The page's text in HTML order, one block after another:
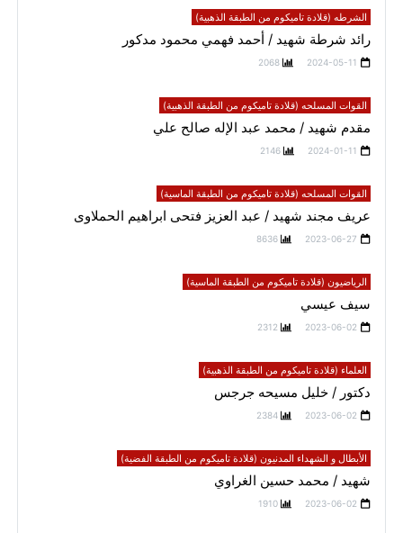
الشرطه (قلادة تاميكوم من الطبقة الذهبية)
رائد شرطة شهيد / أحمد فهمي محمود مدكور
2024-05-11
2068
القوات المسلحه (قلادة تاميكوم من الطبقة الذهبية)
مقدم شهيد / محمد عبد الإله صالح علي
2024-01-11
2146
القوات المسلحه (قلادة تاميكوم من الطبقة الماسية)
عريف مجند شهيد / عبد العزيز فتحى ابراهيم الحملاوى
2023-06-27
8636
الرياضيون (قلادة تاميكوم من الطبقة الماسية)
سيف عيسي
2023-06-02
2312
العلماء (قلادة تاميكوم من الطبقة الذهبية)
دكتور / خليل مسيحه جرجس
2023-06-02
2384
الأبطال و الشهداء المدنيون (قلادة تاميكوم من الطبقة الفضية)
شهيد / محمد حسين الغراوي
2023-06-02
1910